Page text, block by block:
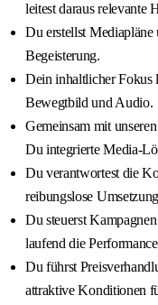
leitest daraus relevante
Du erstellst Mediapläne
Begeisterung.
Dein inhaltlicher Fokus
Bewegtbild und Audio.
Gemeinsam mit
Du integrierte Media-
Du verantwortest die
reibungslose
Du steuerst
laufend die
Du führst
attraktive Konditionen